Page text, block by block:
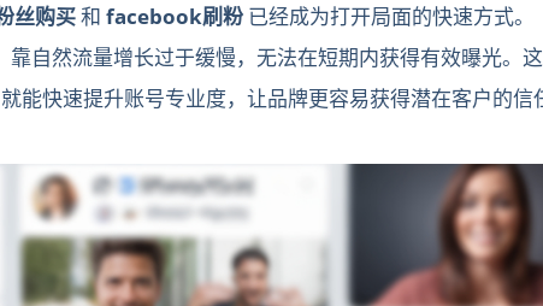
丝购买和 facebook刷粉 已经成为打开局面的快速方式。
靠自然流量增长过于缓慢，无法在短期内获得有效曝光。
能快速提升账号专业度，让品牌更容易获得潜在客户的信